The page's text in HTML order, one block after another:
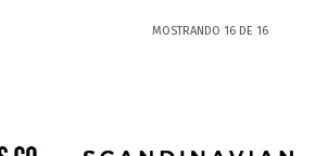
MOSTRANDO 16DE 16